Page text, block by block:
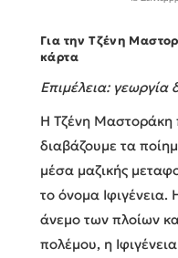
Για την Τζένη
κάρτα
Eπιμέλεια: γεωργία
Η Τζένη Μαστοράκη
διαβάζουμε τα
μέσα μαζικής
το όνομα Ιφιγένεια.
άνεμο των πλοίων
πολέμου, η